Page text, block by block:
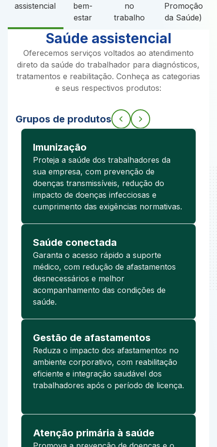
assistencial
bem-
estar
no
trabalho
Promoção
da Saúde)
Saúde assistencial
Oferecemos serviços voltados ao atendimento
direto da saúde do trabalhador para diagnósticos,
tratamentos e reabilitação. Conheça as categorias
e seus respectivos produtos:
Grupos de produtos
Imunização
Proteja a saúde dos trabalhadores da
sua empresa, com prevenção de
doenças transmissíveis, redução do
impacto de doenças infecciosas e
cumprimento das exigências normativas.
Saúde conectada
Garanta o acesso rápido a suporte
médico, com redução de afastamentos
desnecessários e melhor
acompanhamento das condições de
saúde.
Gestão de afastamentos
Reduza o impacto dos afastamentos no
ambiente corporativo, com reabilitação
eficiente e integração saudável dos
trabalhadores após o período de licença.
Atenção primária à saúde